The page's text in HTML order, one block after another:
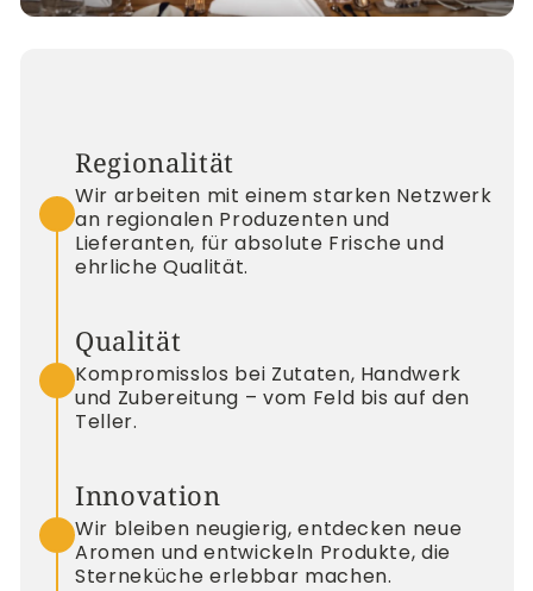
Regionalität
Wir arbeiten mit einem starken Netzwerk
an regionalen Produzenten und
Lieferanten, für absolute Frische und
ehrliche Qualität.
Qualität
Kompromisslos bei Zutaten, Handwerk
und Zubereitung – vom Feld bis auf den
Teller.
Innovation
Wir bleiben neugierig, entdecken neue
Aromen und entwickeln Produkte, die
Sterneküche erlebbar machen.